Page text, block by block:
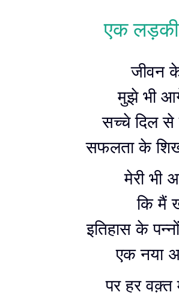
एक
जीवन
मुझे भी
सच्चे दिल से
सफलता के
मेरी भी
कि मैं
इतिहास के पन्नों
एक नया
पर हर वक़्त